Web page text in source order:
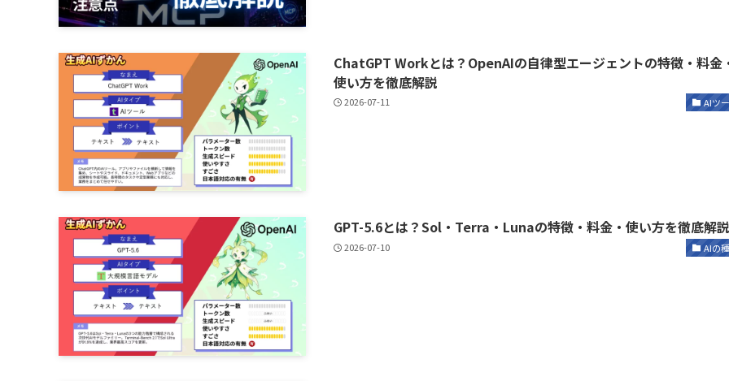
ChatGPT Workとは？OpenAIの自律型エージェントの特徴・料金
使い方を徹底解説
2026-07-11 AIツ
GPT-5.6とは？Sol・Terra・Lunaの特徴・料金・使い方を徹底解説
2026-07-10 AIの